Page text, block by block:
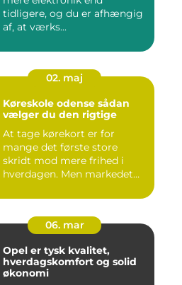
tidligere, og du er afhængig
af, at værks...
02. maj
Køreskole odense sådan
vælger du den rigtige
At tage kørekort er for
mange det første store
skridt mod mere frihed i
hverdagen. Men markedet
06. mar
Opel er tysk kvalitet,
hverdagskomfort og solid
økonomi